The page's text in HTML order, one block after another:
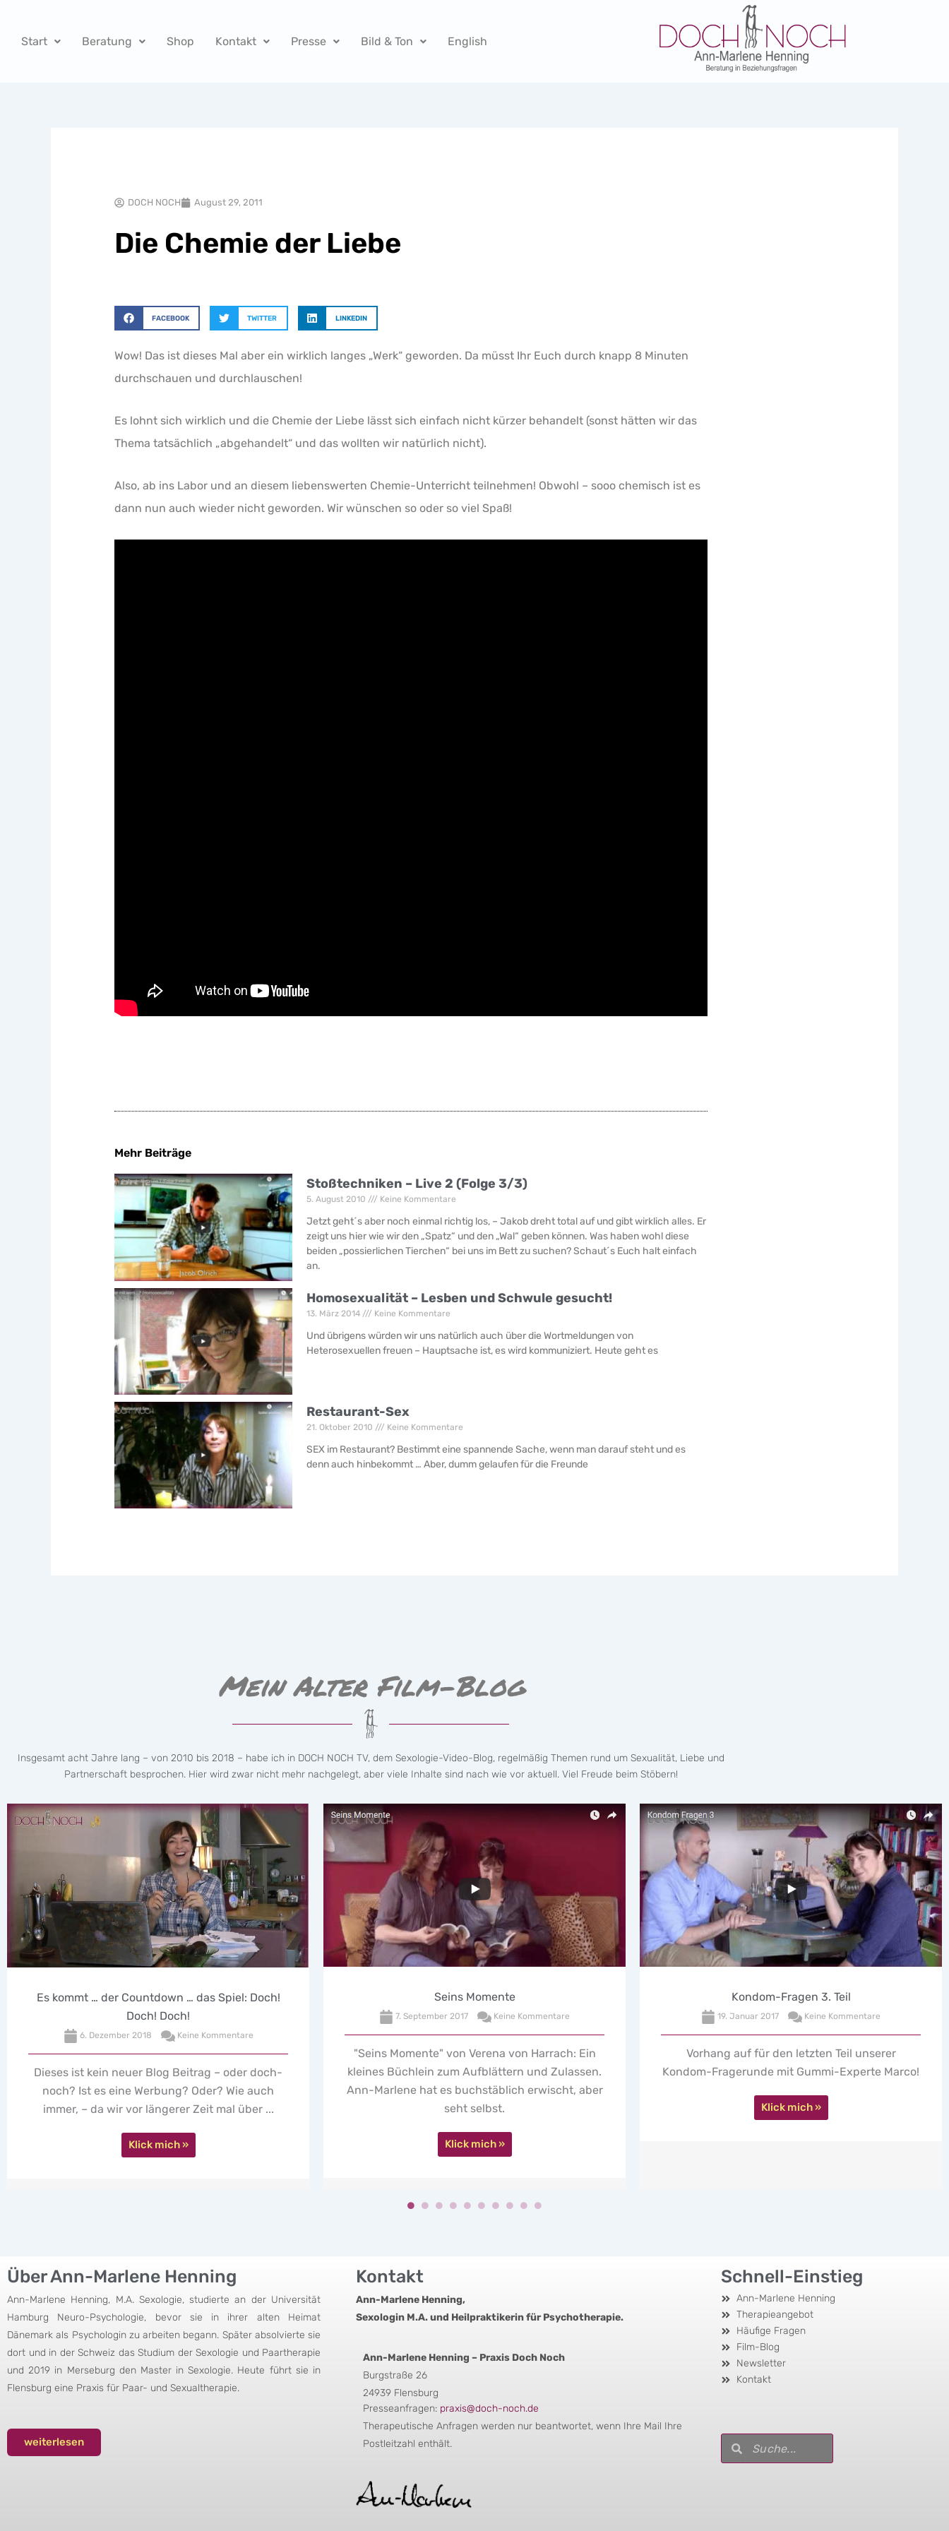
springen
Start Beratung Shop Kontakt Presse Bild & Ton English
DOCH NOCH August 29, 2011
Die Chemie der Liebe
FACEBOOK TWITTER LINKEDIN
Wow! Das ist dieses Mal aber ein wirklich langes „Werk“ geworden. Da müsst Ihr Euch durch knapp 8 Minuten
durchschauen und durchlauschen!
Es lohnt sich wirklich und die Chemie der Liebe lässt sich einfach nicht kürzer behandelt (sonst hätten wir das
Thema tatsächlich „abgehandelt“ und das wollten wir natürlich nicht).
Also, ab ins Labor und an diesem liebenswerten Chemie-Unterricht teilnehmen! Obwohl – sooo chemisch ist es
dann nun auch wieder nicht geworden. Wir wünschen so oder so viel Spaß!
Mehr Beiträge
Stoßtechniken – Live 2 (Folge 3/3)
5. August 2010 Keine Kommentare
Jetzt geht´s aber noch einmal richtig los, – Jakob dreht total auf und gibt wirklich alles. Er
zeigt uns hier wie wir den „Spatz“ und den „Wal“ geben können. Was haben wohl diese
beiden „possierlichen Tierchen“ bei uns im Bett zu suchen? Schaut´s Euch halt einfach
an.
Homosexualität – Lesben und Schwule gesucht!
13. März 2014 Keine Kommentare
Und übrigens würden wir uns natürlich auch über die Wortmeldungen von
Heterosexuellen freuen – Hauptsache ist, es wird kommuniziert. Heute geht es
Restaurant-Sex
21. Oktober 2010 Keine Kommentare
SEX im Restaurant? Bestimmt eine spannende Sache, wenn man darauf steht und es
denn auch hinbekommt … Aber, dumm gelaufen für die Freunde
Mein Alter Film-Blog
Insgesamt acht Jahre lang – von 2010 bis 2018 – habe ich in DOCH NOCH TV, dem Sexologie-Video-Blog, regelmäßig Themen rund um Sexualität, Liebe und
Partnerschaft besprochen. Hier wird zwar nicht mehr nachgelegt, aber viele Inhalte sind nach wie vor aktuell. Viel Freude beim Stöbern!
Seins Momente
7. September 2017 Keine Kommentare
"Seins Momente" von Verena von Harrach: Ein
kleines Büchlein zum Aufblättern und Zulassen.
Ann-Marlene hat es buchstäblich erwischt, aber
seht selbst.
Klick mich »
Kondom-Fragen 3. Teil
19. Januar 2017 Keine Kommentare
Vorhang auf für den letzten Teil unserer
Kondom-Fragerunde mit Gummi-Experte Marco!
Klick mich »
Kondom-Fragen 2. Teil
29. September 2016 Keine Kommentare
Unser Kondom-Experte Marco hat Eure Fragen
rund ums Kondom beantwortet. Und auch die
Eines ist sicher: Kondome sind cool!
Über Ann-Marlene Henning
Ann-Marlene Henning, M.A. Sexologie, studierte an der Universität
Hamburg Neuro-Psychologie, bevor sie in ihrer alten Heimat
Dänemark als Psychologin zu arbeiten begann. Später absolvierte sie
dort und in der Schweiz das Studium der Sexologie und Paartherapie
und 2019 in Merseburg den Master in Sexologie. Heute führt sie in
Flensburg eine Praxis für Paar- und Sexualtherapie.
weiterlesen
Kontakt
Ann-Marlene Henning,
Sexologin M.A. und Heilpraktikerin für Psychotherapie.
Ann-Marlene Henning – Praxis Doch Noch
Burgstraße 26
24939 Flensburg
Presseanfragen: praxis@doch-noch.de
Therapeutische Anfragen werden nur beantwortet, wenn Ihre Mail Ihre
Postleitzahl enthält.
Schnell-Einstieg
Ann-Marlene Henning
Therapieangebot
Häufige Fragen
Film-Blog
Newsletter
Kontakt
SucheSuche